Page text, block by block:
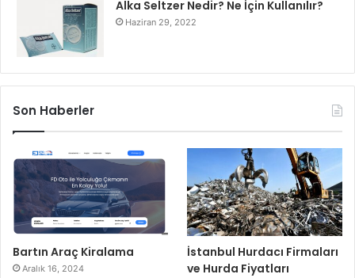
Alka Seltzer Nedir? Ne İçin Kullanılır?
Haziran 29, 2022
Son Haberler
Bartın Araç Kiralama
Aralık 16, 2024
İstanbul Hurdacı Firmaları
ve Hurda Fiyatları